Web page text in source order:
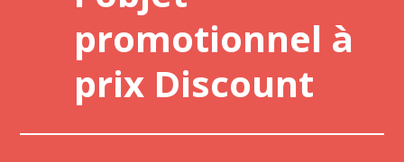
promotionnel à
prix Discount